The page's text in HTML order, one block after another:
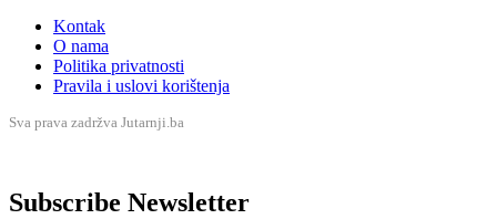
Kontak
O nama
Politika privatnosti
Pravila i uslovi korištenja
Sva prava zadržva Jutarnji.ba
Subscribe Newsletter